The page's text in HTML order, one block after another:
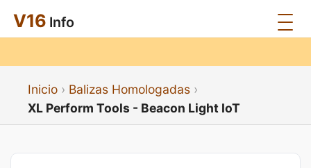
V16 Info
Inicio
Balizas Homologadas
XL Perform Tools - Beacon Light IoT